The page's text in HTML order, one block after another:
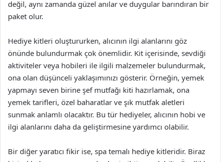
değil, aynı zamanda güzel anılar ve duygular barındıran bir
paket olur.
Hediye kitleri oluştururken, alıcının ilgi alanlarını göz
önünde bulundurmak çok önemlidir. Kit içerisinde, sevdiği
aktiviteler veya hobileri ile ilgili malzemeler bulundurmak,
ona olan düşünceli yaklaşımınızı gösterir. Örneğin, yemek
yapmayı seven birine şef mutfağı kiti hazırlamak, ona
yemek tarifleri, özel baharatlar ve şık mutfak aletleri
sunmak anlamlı olacaktır. Bu tür hediyeler, alıcının hobi ve
ilgi alanlarını daha da geliştirmesine yardımcı olabilir.
Bir diğer yaratıcı fikir ise, spa temalı hediye kitleridir. Biraz